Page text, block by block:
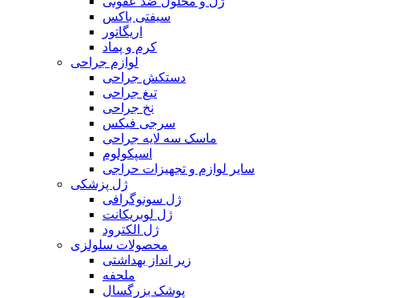
سیفتی باکس
اریگاتور
کرم و پماد
لوازم جراحی
دستکش جراحی
تیغ جراحی
نخ جراحی
سرجی فیکس
ماسک سه لایه جراحی
اسپکولوم
سایر لوازم و تجهیزات حراجی
ژل پزشکی
ژل سونوگرافی
ژل لوبریکانت
ژل الکترود
محصولات سلولزی
زیر انداز بهداشتی
ملحفه
پوشک بزرگسال